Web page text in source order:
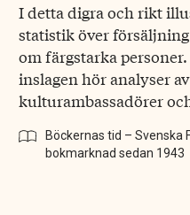
I detta digra och rikt
statistik över
om färgstarka
inslagen hör analyser
kulturambassadörer
Böckernas tid – Svenska
bokmarknad sedan 1943